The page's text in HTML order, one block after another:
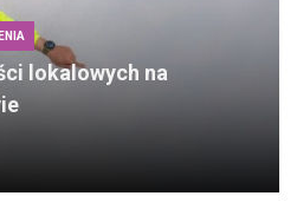
lokalowych na